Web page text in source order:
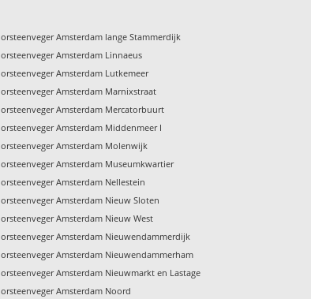
Amsterdam lange Stammerdijk
Amsterdam Linnaeus
Amsterdam Lutkemeer
Amsterdam Marnixstraat
Amsterdam Mercatorbuurt
Amsterdam Middenmeer I
Amsterdam Molenwijk
Amsterdam Museumkwartier
Amsterdam Nellestein
Amsterdam Nieuw Sloten
Amsterdam Nieuw West
Amsterdam Nieuwendammerdijk
Amsterdam Nieuwendammerham
Amsterdam Nieuwmarkt en Lastage
Amsterdam Noord